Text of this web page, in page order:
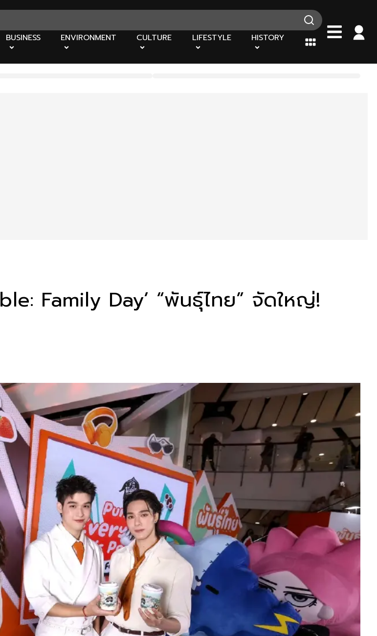
BUSINESS ENVIRONMENT CULTURE LIFESTYLE HISTORY
Family Day’ “พันธุ์ไทย” จัดใหญ่!